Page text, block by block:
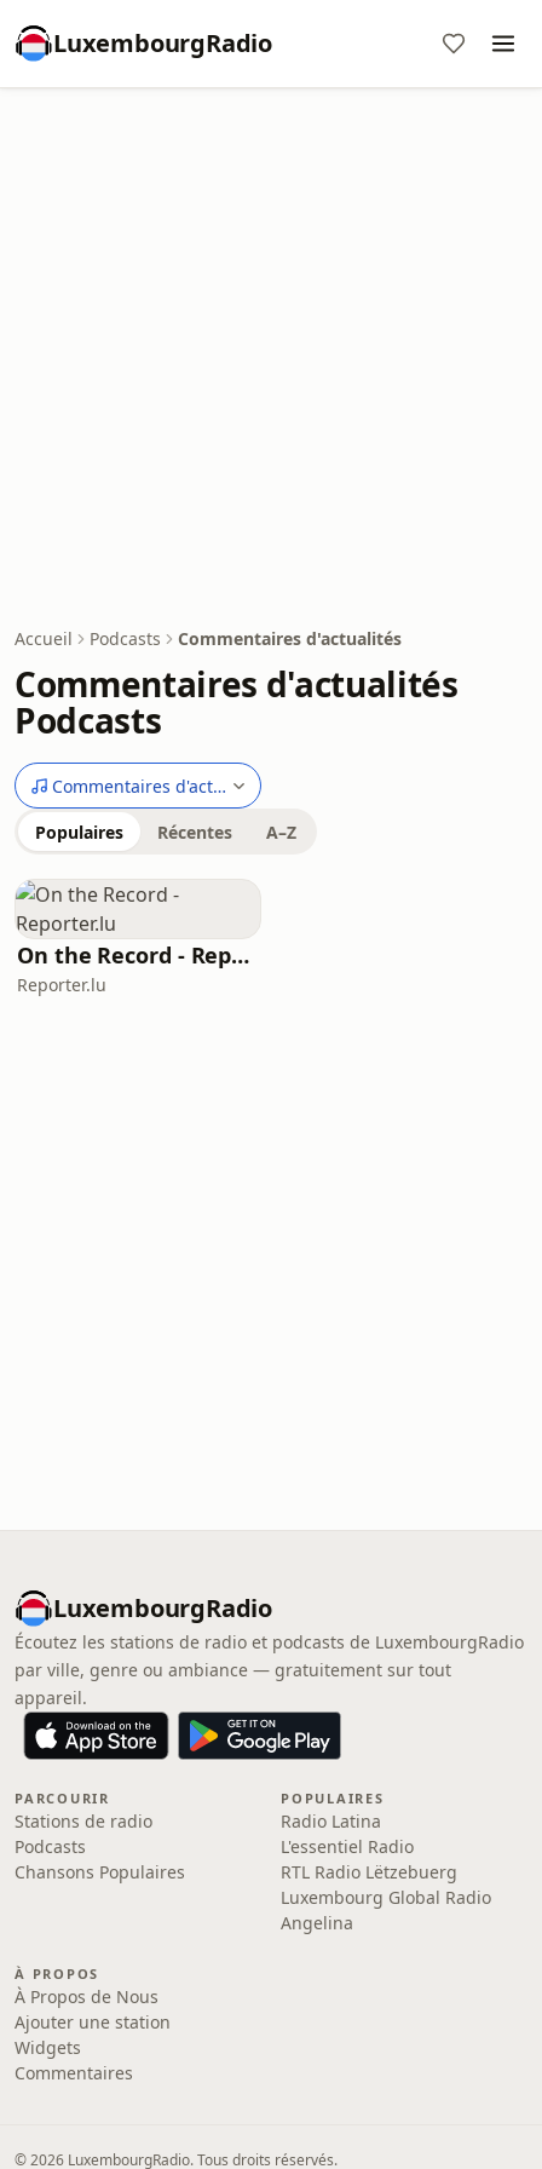
LuxembourgRadio
Accueil Podcasts Commentaires d'actualités
Commentaires d'actualités
Podcasts
Commentaires d'actualités
Populaires Récentes A–Z
On the Record - Reporter.lu
Reporter.lu
LuxembourgRadio
Écoutez les stations de radio et podcasts de LuxembourgRadio
par ville, genre ou ambiance — gratuitement sur tout
appareil.
PARCOURIR
Stations de radio
Podcasts
Chansons Populaires
POPULAIRES
Radio Latina
L'essentiel Radio
RTL Radio Lëtzebuerg
Luxembourg Global Radio
Angelina
À PROPOS
À Propos de Nous
Ajouter une station
Widgets
Commentaires
© 2026 LuxembourgRadio. Tous droits réservés.